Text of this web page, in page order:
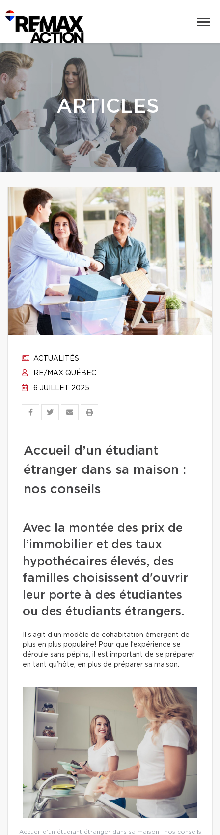
ARTICLES
ACTUALITÉS
RE/MAX QUÉBEC
6 JUILLET 2025
Accueil d’un étudiant
étranger dans sa maison :
nos conseils
Avec la montée des prix de
l’immobilier et des taux
hypothécaires élevés, des
familles choisissent d'ouvrir
leur porte à des étudiantes
ou des étudiants étrangers.
Il s’agit d’un modèle de cohabitation émergent de
plus en plus populaire! Pour que l’expérience se
déroule sans pépins, il est important de se préparer
en tant qu’hôte, en plus de préparer sa maison.
Accueil d’un étudiant étranger dans sa maison : nos conseils